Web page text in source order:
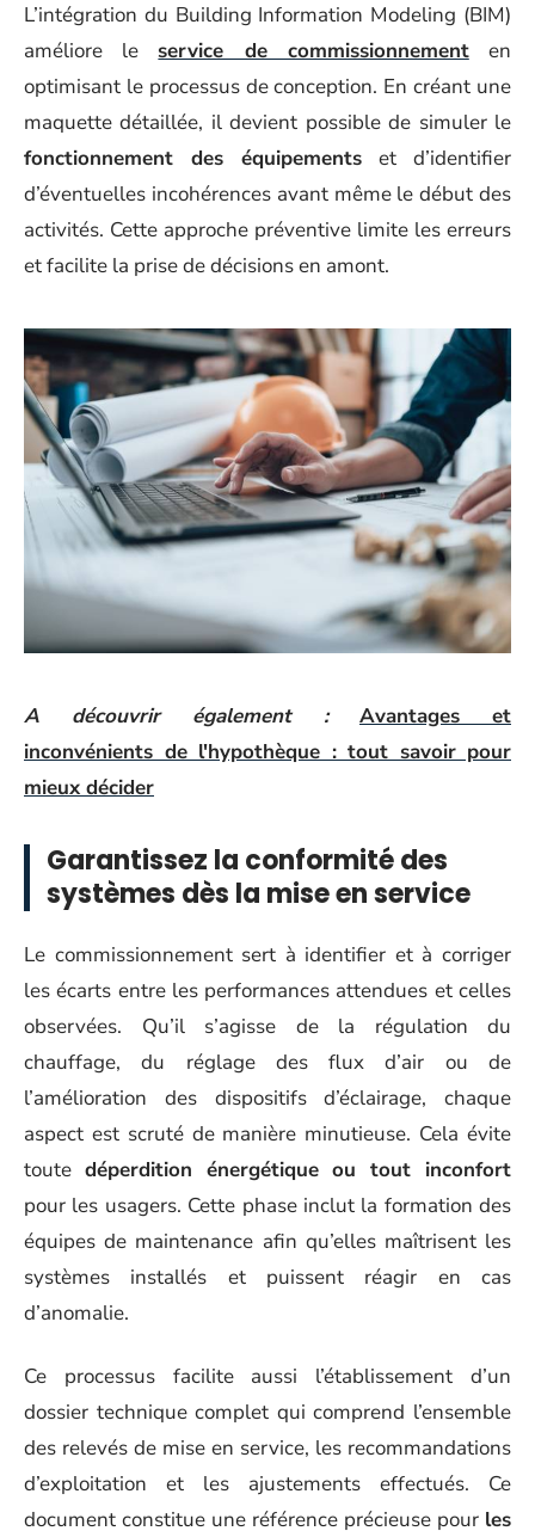
L’intégration du Building Information Modeling (BIM)
améliore le service de commissionnementen
optimisant le processus de conception. En créant une
maquette détaillée, il devient possible de simuler le
fonctionnement des équipements et d’identifier
d’éventuelles incohérences avant même le début des
activités. Cette approche préventive limite les erreurs
et facilite la prise de décisions en amont.
A découvrir également :
Avantages et
inconvénients de l'hypothèque : tout savoir pour
mieux décider
Garantissez la conformité des
systèmes dès la mise en service
Le commissionnement sert à identifier et à corriger
les écarts entre les performances attendues et celles
observées. Qu’il s’agisse de la régulation du
chauffage, du réglage des flux d’air ou de
l’amélioration des dispositifs d’éclairage, chaque
aspect est scruté de manière minutieuse. Cela évite
toute déperdition énergétique ou tout inconfort
pour les usagers. Cette phase inclut la formation des
équipes de maintenance afin qu’elles maîtrisent les
systèmes installés et puissent réagir en cas
d’anomalie.
Ce processus facilite aussi l’établissement d’un
dossier technique complet qui comprend l’ensemble
des relevés de mise en service, les recommandations
d’exploitation et les ajustements effectués. Ce
document constitue une référence précieuse pour les